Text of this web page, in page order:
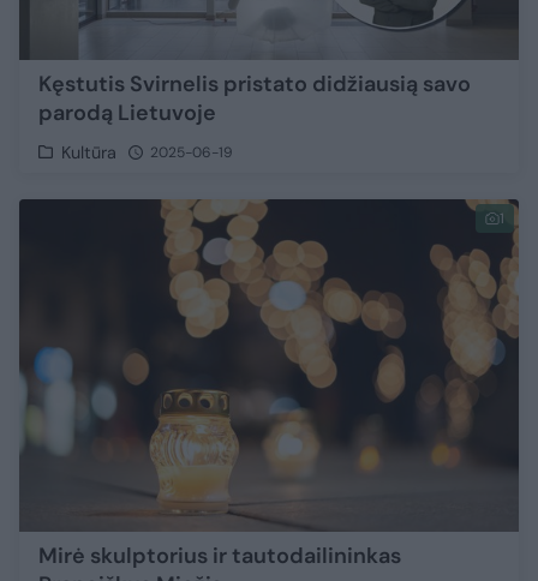
Kęstutis Svirnelis pristato didžiausią savo
parodą Lietuvoje
Kultūra 2025-06-19
1
Mirė skulptorius ir tautodailininkas